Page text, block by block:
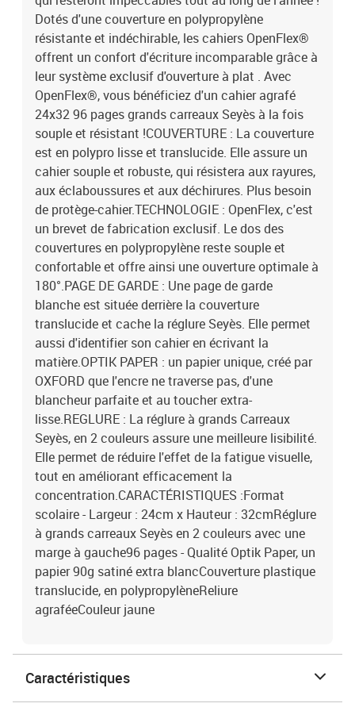
Dotés d'une couverture en polypropylène
résistante et indéchirable, les cahiers OpenFlex®
offrent un confort d'écriture incomparable grâce à
leur système exclusif d'ouverture à plat . Avec
OpenFlex®, vous bénéficiez d'un cahier agrafé
24x32 96 pages grands carreaux Seyès à la fois
souple et résistant !COUVERTURE : La couverture
est en polypro lisse et translucide. Elle assure un
cahier souple et robuste, qui résistera aux rayures,
aux éclaboussures et aux déchirures. Plus besoin
de protège-cahier.TECHNOLOGIE : OpenFlex, c'est
un brevet de fabrication exclusif. Le dos des
couvertures en polypropylène reste souple et
confortable et offre ainsi une ouverture optimale à
180°.PAGE DE GARDE : Une page de garde
blanche est située derrière la couverture
translucide et cache la réglure Seyès. Elle permet
aussi d'identifier son cahier en écrivant la
matière.OPTIK PAPER : un papier unique, créé par
OXFORD que l'encre ne traverse pas, d'une
blancheur parfaite et au toucher extra-
lisse.REGLURE : La réglure à grands Carreaux
Seyès, en 2 couleurs assure une meilleure lisibilité.
Elle permet de réduire l'effet de la fatigue visuelle,
tout en améliorant efficacement la
concentration.CARACTÉRISTIQUES :Format
scolaire - Largeur : 24cm x Hauteur : 32cmRéglure
à grands carreaux Seyès en 2 couleurs avec une
marge à gauche96 pages - Qualité Optik Paper, un
papier 90g satiné extra blancCouverture plastique
translucide, en polypropylèneReliure
agraféeCouleur jaune
Caractéristiques